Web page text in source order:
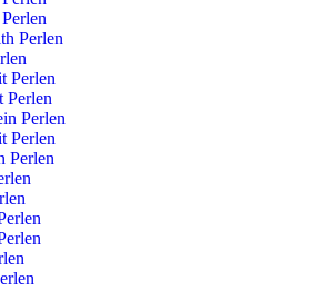
Perlen
Perlen
Perlen
Perlen
Perlen
Perlen